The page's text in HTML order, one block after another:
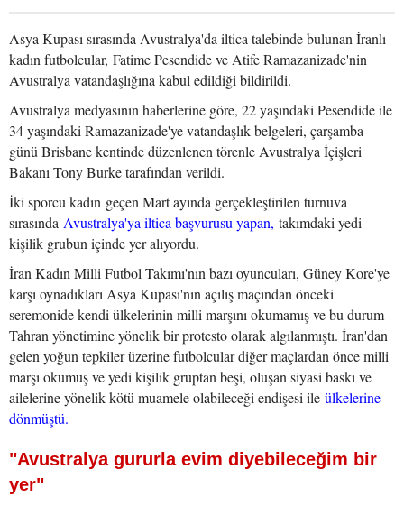
Asya Kupası sırasında Avustralya'da iltica talebinde bulunan İranlı
kadın futbolcular, Fatime Pesendide ve Atife Ramazanizade'nin
Avustralya vatandaşlığına kabul edildiği bildirildi.
Avustralya medyasının haberlerine göre, 22 yaşındaki Pesendide ile
34 yaşındaki Ramazanizade'ye vatandaşlık belgeleri, çarşamba
günü Brisbane kentinde düzenlenen törenle Avustralya İçişleri
Bakanı Tony Burke tarafından verildi.
İki sporcu kadın geçen Mart ayında gerçekleştirilen turnuva
sırasında Avustralya'ya iltica başvurusu yapan, takımdaki yedi
kişilik grubun içinde yer alıyordu.
İran Kadın Milli Futbol Takımı'nın bazı oyuncuları, Güney Kore'ye
karşı oynadıkları Asya Kupası'nın açılış maçından önceki
seremonide kendi ülkelerinin milli marşını okumamış ve bu durum
Tahran yönetimine yönelik bir protesto olarak algılanmıştı. İran'dan
gelen yoğun tepkiler üzerine futbolcular diğer maçlardan önce milli
marşı okumuş ve yedi kişilik gruptan beşi, oluşan siyasi baskı ve
ailelerine yönelik kötü muamele olabileceği endişesi ile ülkelerine
dönmüştü.
"Avustralya gururla evim diyebileceğim bir
yer"